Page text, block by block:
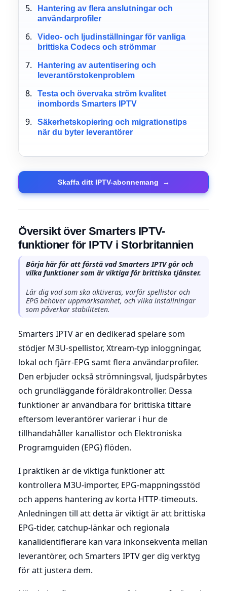
Hantering av flera anslutningar och
användarprofiler
Video- och ljudinställningar för vanliga
brittiska Codecs och strömmar
Hantering av autentisering och
leverantörstokenproblem
Testa och övervaka ström kvalitet
inombords Smarters IPTV
Säkerhetskopiering och migrationstips
när du byter leverantörer
Skaffa ditt IPTV-abonnemang →
Översikt över Smarters IPTV-
funktioner för IPTV i Storbritannien
Börja här för att förstå vad Smarters IPTV gör och
vilka funktioner som är viktiga för brittiska tjänster.
Lär dig vad som ska aktiveras, varför spellistor och
EPG behöver uppmärksamhet, och vilka inställningar
som påverkar stabiliteten.
Smarters IPTV är en dedikerad spelare som
stödjer M3U-spellistor, Xtream-typ inloggningar,
lokal och fjärr-EPG samt flera användarprofiler.
Den erbjuder också strömningsval, ljudspårbytes
och grundläggande föräldrakontroller. Dessa
funktioner är användbara för brittiska tittare
eftersom leverantörer varierar i hur de
tillhandahåller kanallistor och Elektroniska
Programguiden (EPG) flöden.
I praktiken är de viktiga funktioner att
kontrollera M3U-importer, EPG-mappningsstöd
och appens hantering av korta HTTP-timeouts.
Anledningen till att detta är viktigt är att brittiska
EPG-tider, catchup-länkar och regionala
kanalidentifierare kan vara inkonsekventa mellan
leverantörer, och Smarters IPTV ger dig verktyg
för att justera dem.